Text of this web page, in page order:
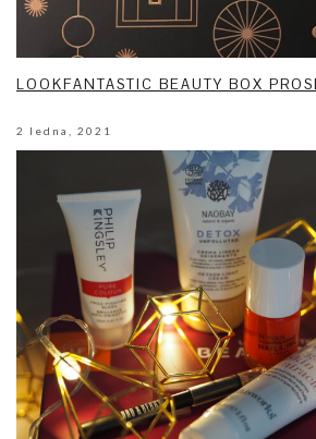
LOOKFANTASTIC BEAUTY BOX
2 ledna, 2021